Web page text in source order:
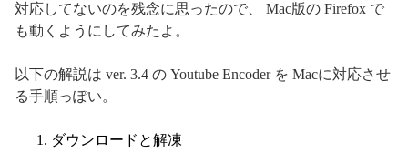
対応してないのを残念に思ったので、 Mac版の Firefox で
も動くようにしてみたよ。
以下の解説は ver. 3.4 の Youtube Encoder を Macに対応させ
る手順っぽい。
ダウンロードと解凍